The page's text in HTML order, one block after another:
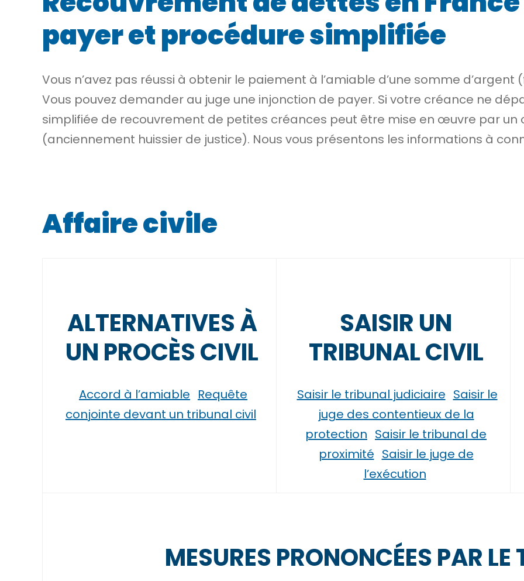
payer et procédure simplifiée
Vous n’avez pas réussi à obtenir le paiement à l’amiable d’une somme
Vous pouvez demander au juge une injonction de payer. Si votre créance ne
simplifiée de recouvrement de petites créances peut être mise en œuvre par un
(anciennement huissier de justice). Nous vous présentons les informations à
Affaire civile
ALTERNATIVES À
UN PROCÈS CIVIL
Accord à l’amiable Requête
conjointe devant un tribunal civil
SAISIR UN
TRIBUNAL CIVIL
Saisir le tribunal judiciaire Saisir le
juge des contentieux de la
protection Saisir le tribunal de
proximité Saisir le juge de
l’exécution
MESURES PRONONCÉES PAR LE